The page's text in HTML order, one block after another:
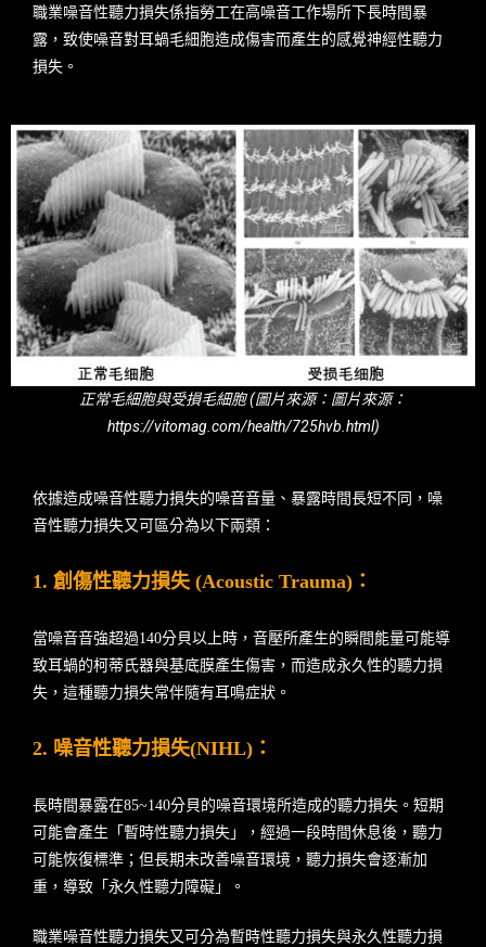
職業噪音性聽力損失係指勞工在高噪音工作場所下長時間暴
露，致使噪音對耳蝸毛細胞造成傷害而產生的感覺神經性聽力
損失。
正常毛細胞與受損毛細胞 (圖片來源：圖片來源：
https://vitomag.com/health/725hvb.html)
依據造成噪音性聽力損失的噪音音量、暴露時間長短不同，噪
音性聽力損失又可區分為以下兩類：
1. 創傷性聽力損失 (Acoustic Trauma)：
當噪音音強超過140分貝以上時，音壓所產生的瞬間能量可能導
致耳蝸的柯蒂氏器與基底膜產生傷害，而造成永久性的聽力損
失，這種聽力損失常伴隨有耳鳴症狀。
2. 噪音性聽力損失(NIHL)：
長時間暴露在85~140分貝的噪音環境所造成的聽力損失。短期
可能會產生「暫時性聽力損失」，經過一段時間休息後，聽力
可能恢復標準；但長期未改善噪音環境，聽力損失會逐漸加
重，導致「永久性聽力障礙」。
職業噪音性聽力損失又可分為暫時性聽力損失與永久性聽力損